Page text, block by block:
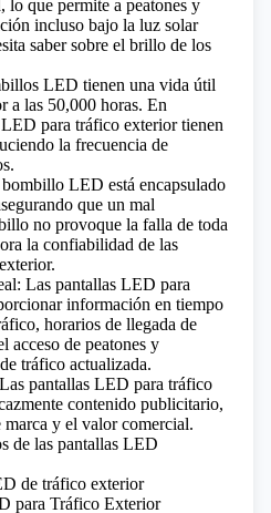
lo que permite a peatones y
incluso bajo la luz solar
saber sobre el brillo de los
LED tienen una vida útil
a las 50,000 horas. En
para tráfico exterior tienen
la frecuencia de
LED está encapsulado
que un mal
no provoque la falla de toda
la confiabilidad de las
Las pantallas LED para
información en tiempo
horarios de llegada de
acceso de peatones y
tráfico actualizada.
pantallas LED para tráfico
contenido publicitario,
y el valor comercial.
de las pantallas LED
para Tráfico Exterior